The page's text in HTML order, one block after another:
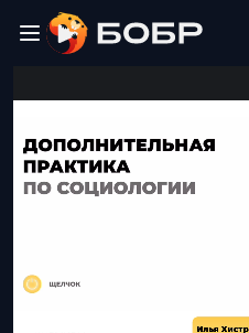
Полезные
материалы